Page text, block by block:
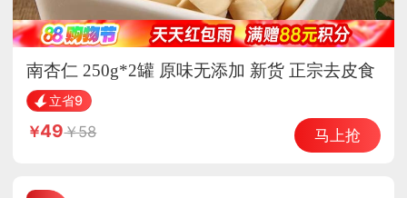
南杏仁 250g*2罐 原味无添加 新货 正宗去皮食
用 立省9
49 58 马上抢